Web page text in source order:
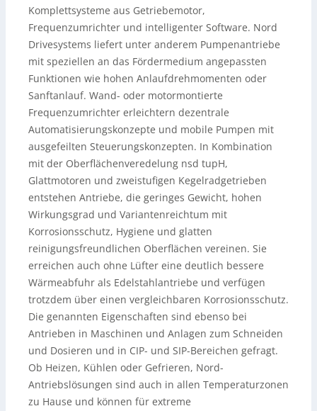
Komplettsysteme aus Getriebemotor,
Frequenzumrichter und intelligenter Software. Nord
Drivesystems liefert unter anderem Pumpenantriebe
mit speziellen an das Fördermedium angepassten
Funktionen wie hohen Anlaufdrehmomenten oder
Sanftanlauf. Wand- oder motormontierte
Frequenzumrichter erleichtern dezentrale
Automatisierungskonzepte und mobile Pumpen mit
ausgefeilten Steuerungskonzepten. In Kombination
mit der Oberflächenveredelung nsd tupH,
Glattmotoren und zweistufigen Kegelradgetrieben
entstehen Antriebe, die geringes Gewicht, hohen
Wirkungsgrad und Variantenreichtum mit
Korrosionsschutz, Hygiene und glatten
reinigungsfreundlichen Oberflächen vereinen. Sie
erreichen auch ohne Lüfter eine deutlich bessere
Wärmeabfuhr als Edelstahlantriebe und verfügen
trotzdem über einen vergleichbaren Korrosionsschutz.
Die genannten Eigenschaften sind ebenso bei
Antrieben in Maschinen und Anlagen zum Schneiden
und Dosieren und in CIP- und SIP-Bereichen gefragt.
Ob Heizen, Kühlen oder Gefrieren, Nord-
Antriebslösungen sind auch in allen Temperaturzonen
zu Hause und können für extreme